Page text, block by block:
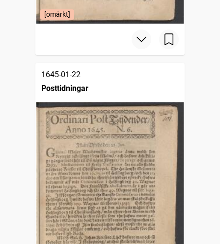
[omärkt]
1645-01-22
Posttidningar